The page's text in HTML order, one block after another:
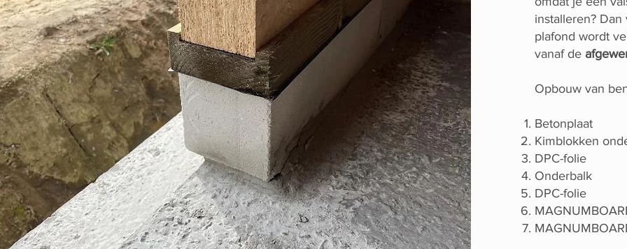
installeren?
plafond wordt
vanaf de
Opbouw van
Betonplaat
Kimblokken
DPC-folie
Onderbalk
DPC-folie